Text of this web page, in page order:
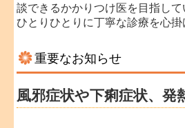
談できるかかりつけ医を目指して
ひとりひとりに丁寧な診療を心掛
重要なお知らせ
風邪症状や下痢症状、発